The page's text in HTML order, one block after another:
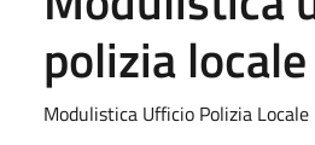
polizia locale
Modulistica Ufficio Polizia Locale